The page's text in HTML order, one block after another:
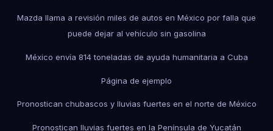
Mazda llama a revisión miles de autos en México por falla que
puede dejar al vehículo sin gasolina
México envía 814 toneladas de ayuda humanitaria a Cuba
Página de ejemplo
Pronostican chubascos y lluvias fuertes en el norte de México
Pronostican lluvias fuertes en la Península de Yucatán